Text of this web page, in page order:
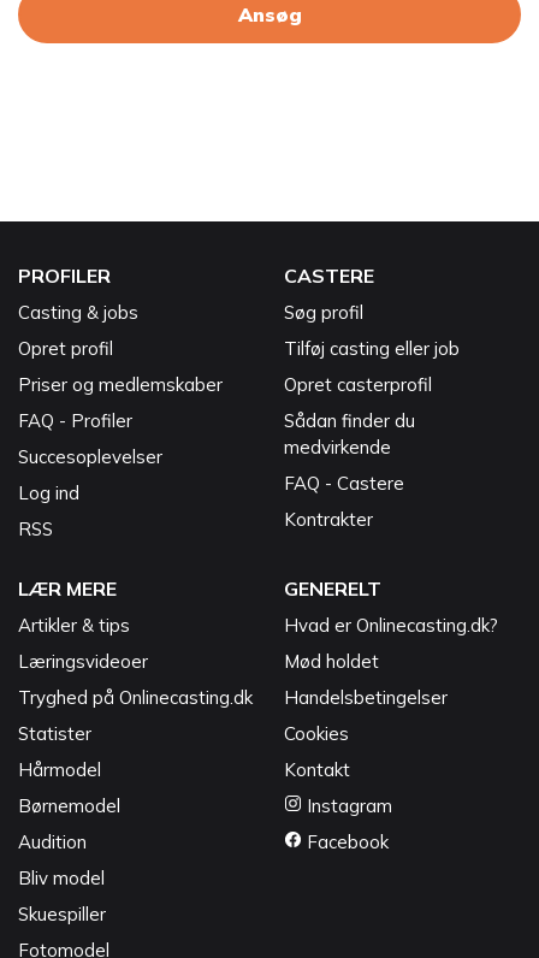
Ansøg
PROFILER
Casting & jobs
Opret profil
Priser og medlemskaber
FAQ - Profiler
Succesoplevelser
Log ind
RSS
CASTERE
Søg profil
Tilføj casting eller job
Opret casterprofil
Sådan finder du
medvirkende
FAQ - Castere
Kontrakter
LÆR MERE
Artikler & tips
Læringsvideoer
Tryghed på Onlinecasting.dk
Statister
Hårmodel
Børnemodel
Audition
Bliv model
Skuespiller
Fotomodel
GENERELT
Hvad er Onlinecasting.dk?
Mød holdet
Handelsbetingelser
Cookies
Kontakt
Instagram
Facebook